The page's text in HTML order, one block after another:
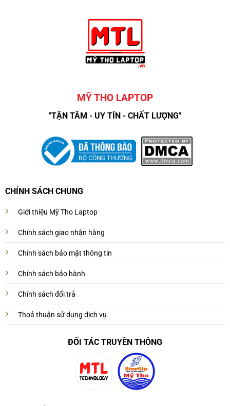
MỸ THO LAPTOP
"TẬN TÂM - UY TÍN - CHẤT LƯỢNG"
CHÍNH SÁCH CHUNG
Giới thiệu Mỹ Tho Laptop
Chính sách giao nhận hàng
Chính sách bảo mật thông tin
Chính sách bảo hành
Chính sách đổi trả
Thoả thuận sử dụng dịch vụ
ĐỐI TÁC TRUYỀN THÔNG